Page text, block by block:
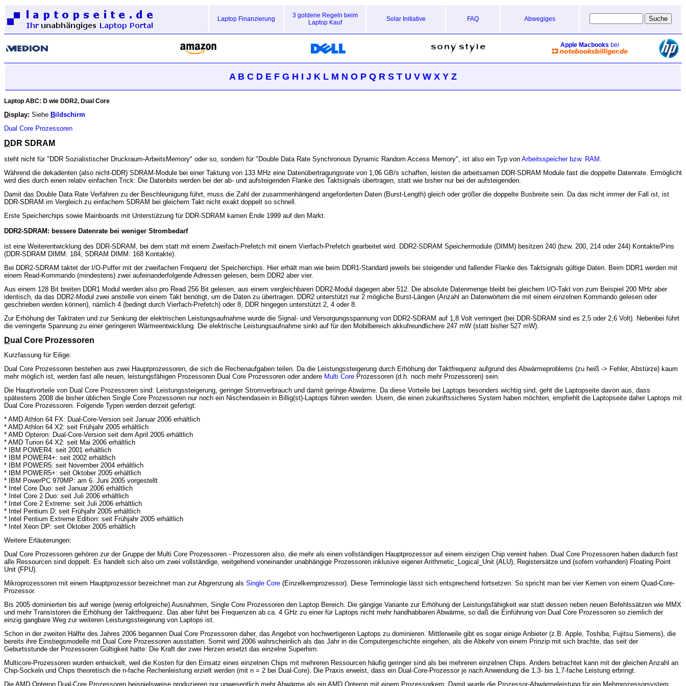
Laptop Finanzierung
3 goldene Regeln beim
Laptop Kauf
Solar Initiative FAQ Abwegiges
Apple Macbooks bei
A B C D E F G H I J K L M N O P Q R S T U V W X Y Z
Laptop ABC: D wie DDR2, Dual Core
Display: Siehe Bildschirm
Dual Core Prozessoren
D DR SDRAM
steht nicht für "DDR Sozialistischer Druckraum-ArbeitsMemory" oder so, sondern für "Double Data Rate Synchronous Dynamic Random Access Memory", ist also ein Typ von Arbeitsspeicher bzw. RAM
Während die dekadenten (also nicht-DDR) SDRAM-Module bei einer Taktung von 133 MHz eine Datenübertragungsrate von 1,06 GB/s schaffen, leisten die arbeitsamen DDR-SDRAM Module fast die doppelte Datenrate. Ermöglicht
wird dies durch einen relativ einfachen Trick: Die Datenbits werden bei der ab- und aufsteigenden Flanke des Taktsignals übertragen, statt wie bisher nur bei der aufsteigenden.
Damit das Double Data Rate Verfahren zu der Beschleunigung führt, muss die Zahl der zusammenhängend angeforderten Daten (Burst-Length) gleich oder größer die doppelte Busbreite sein. Da das nicht immer der Fall ist, ist
DDR-SDRAM im Vergleich zu einfachem SDRAM bei gleichem Takt nicht exakt doppelt so schnell.
Erste Speicherchips sowie Mainboards mit Unterstützung für DDR-SDRAM kamen Ende 1999 auf den Markt.
DDR2-SDRAM: bessere Datenrate bei weniger Strombedarf
ist eine Weiterentwicklung des DDR-SDRAM, bei dem statt mit einem Zweifach-Prefetch mit einem Vierfach-Prefetch gearbeitet wird. DDR2-SDRAM Speichermodule (DIMM) besitzen 240 (bzw. 200, 214 oder 244) Kontakte/Pins
(DDR-SDRAM DIMM: 184, SDRAM DIMM: 168 Kontakte).
Bei DDR2-SDRAM taktet der I/O-Puffer mit der zweifachen Frequenz der Speicherchips. Hier erhält man wie beim DDR1-Standard jeweils bei steigender und fallender Flanke des Taktsignals gültige Daten. Beim DDR1 werden mit
einem Read-Kommando (mindestens) zwei aufeinanderfolgende Adressen gelesen, beim DDR2 aber vier.
Aus einem 128 Bit breiten DDR1 Modul werden also pro Read 256 Bit gelesen, aus einem vergleichbaren DDR2-Modul dagegen aber 512. Die absolute Datenmenge bleibt bei gleichem I/O-Takt von zum Beispiel 200 MHz aber
identisch, da das DDR2-Modul zwei anstelle von einem Takt benötigt, um die Daten zu übertragen. DDR2 unterstützt nur 2 mögliche Burst-Längen (Anzahl an Datenwörtern die mit einem einzelnen Kommando gelesen oder
geschrieben werden können), nämlich 4 (bedingt durch Vierfach-Prefetch) oder 8, DDR hingegen unterstützt 2, 4 oder 8.
Zur Erhöhung der Taktraten und zur Senkung der elektrischen Leistungsaufnahme wurde die Signal- und Versorgungsspannung von DDR2-SDRAM auf 1,8 Volt verringert (bei DDR-SDRAM sind es 2,5 oder 2,6 Volt). Nebenbei führt
die verringerte Spannung zu einer geringeren Wärmeentwicklung. Die elektrische Leistungsaufnahme sinkt auf für den Mobilbereich akkufreundlichere 247 mW (statt bisher 527 mW).
Dual Core Prozessoren
Kurzfassung für Eilige:
Dual Core Prozessoren bestehen aus zwei Hauptprozessoren, die sich die Rechenaufgaben teilen. Da die Leistungssteigerung durch Erhöhung der Taktfrequenz aufgrund des Abwärmeproblems (zu heiß -> Fehler, Abstürze) kaum
mehr möglich ist, werden fast alle neuen, leistungsfähigen Prozessoren Dual Core Prozessoren oder andere Multi Core Prozessoren (d.h. noch mehr Prozessoren) sein.
Die Hauptvorteile von Dual Core Prozessoren sind: Leistungssteigerung, geringer Stromverbrauch und damit geringe Abwärme. Da diese Vorteile bei Laptops besonders wichtig sind, geht die Laptopseite davon aus, dass
spätestens 2008 die bisher üblichen Single Core Prozessoren nur noch ein Nischendasein in Billig(st)-Laptops führen werden. Usern, die einen zukunftssicheres System haben möchten, empfiehlt die Laptopseite daher Laptops mit
Dual Core Prozessoren. Folgende Typen werden derzeit gefertigt:
* AMD Athlon 64 FX: Dual-Core-Version seit Januar 2006 erhältlich
* AMD Athlon 64 X2: seit Frühjahr 2005 erhältlich
* AMD Opteron: Dual-Core-Version seit dem April 2005 erhältlich
* AMD Turion 64 X2: seit Mai 2006 erhältlich
* IBM POWER4: seit 2001 erhältlich
* IBM POWER4+: seit 2002 erhältlich
* IBM POWER5: seit November 2004 erhältlich
* IBM POWER5+: seit Oktober 2005 erhältlich
* IBM PowerPC 970MP: am 6. Juni 2005 vorgestellt
* Intel Core Duo: seit Januar 2006 erhältlich
* Intel Core 2 Duo: seit Juli 2006 erhältlich
* Intel Core 2 Extreme: seit Juli 2006 erhältlich
* Intel Pentium D: seit Frühjahr 2005 erhältlich
* Intel Pentium Extreme Edition: seit Frühjahr 2005 erhältlich
* Intel Xeon DP: seit Oktober 2005 erhältlich
Weitere Erläuterungen:
Dual Core Prozessoren gehören zur der Gruppe der Multi Core Prozessoren - Prozessoren also, die mehr als einen vollständigen Hauptprozessor auf einem einzigen Chip vereint haben. Dual Core Prozessoren haben dadurch fast
alle Ressourcen sind doppelt. Es handelt sich also um zwei vollständige, weitgehend voneinander unabhängige Prozessoren inklusive eigener Arithmetic_Logical_Unit (ALU), Registersätze und (sofern vorhanden) Floating Point
Unit (FPU).
Mikroprozessoren mit einem Hauptprozessor bezeichnet man zur Abgrenzung als Single Core (Einzelkernprozessor). Diese Terminologie lässt sich entsprechend fortsetzen. So spricht man bei vier Kernen von einem Quad-Core-
Prozessor.
Bis 2005 dominierten bis auf wenige (wenig erfolgreiche) Ausnahmen, Single Core Prozessoren den Laptop Bereich. Die gängige Variante zur Erhöhung der Leistungsfähigkeit war statt dessen neben neuen Befehlssätzen wie MMX
und mehr Transistoren die Erhöhung der Taktfrequenz. Das aber führt bei Frequenzen ab ca. 4 GHz zu einer für Laptops nicht mehr handhabbaren Abwärme, so daß die Einführung von Dual Core Prozessoren so ziemlich der
einzig gangbare Weg zur weiteren Leistungssteigerung von Laptops ist.
Schon in der zweiten Hälfte des Jahres 2006 begannen Dual Core Prozessoren daher, das Angebot von hochwertigeren Laptops zu dominieren. Mittlerweile gibt es sogar einige Anbieter (z.B. Apple, Toshiba, Fujitsu Siemens), die
bereits ihre Einstiegsmodelle mit Dual Core Prozessoren ausstatten. Somit wird 2006 wahrscheinlich als das Jahr in die Computergeschichte eingehen, als die Abkehr von einem Prinzip mit sich brachte, das seit der
Geburtsstunde der Prozessoren Gültigkeit hatte: Die Kraft der zwei Herzen ersetzt das einzelne Superhirn.
Multicore-Prozessoren wurden entwickelt, weil die Kosten für den Einsatz eines einzelnen Chips mit mehreren Ressourcen häufig geringer sind als bei mehreren einzelnen Chips. Anders betrachtet kann mit der gleichen Anzahl an
Chip-Sockeln und Chips theoretisch die n-fache Rechenleistung erzielt werden (mit n = 2 bei Dual-Core). Die Praxis erweist, dass ein Dual-Core-Prozessor je nach Anwendung die 1,3- bis 1,7-fache Leistung erbringt.
Die AMD Opteron Dual-Core Prozessoren beispielsweise produzieren nur unwesentlich mehr Abwärme als ein AMD Opteron mit einem Prozessorkern. Damit wurde die Prozessor-Abwärmeleistung für ein Mehrprozessorsystem